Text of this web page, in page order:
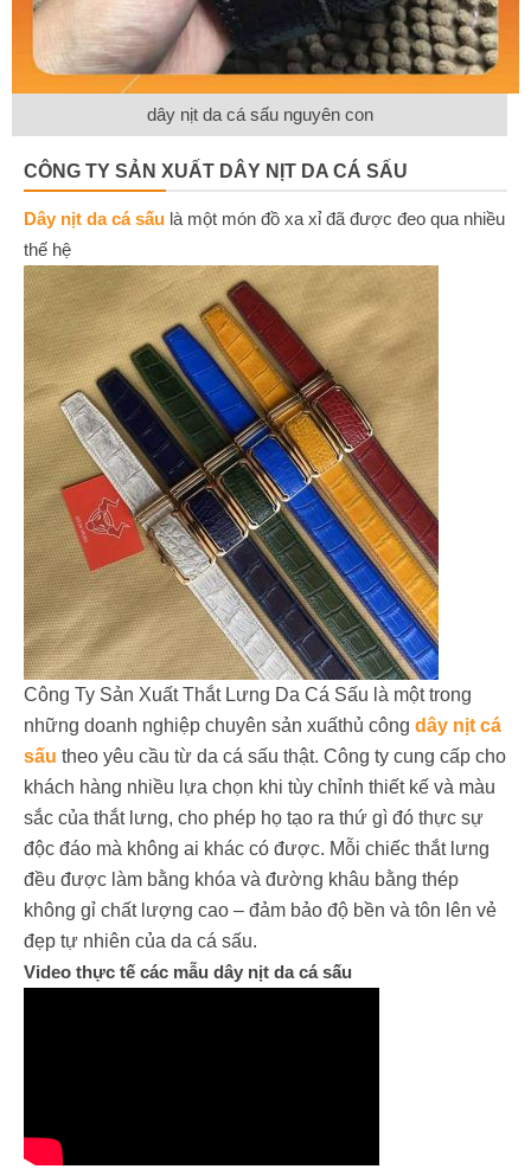
dây nịt da cá sấu nguyên con
CÔNG TY SẢN XUẤT DÂY NỊT DA CÁ SẤU
Dây nịt da cá sấu là một món đồ xa xỉ đã được đeo qua nhiều
thế hệ
Công Ty Sản Xuất Thắt Lưng Da Cá Sấu là một trong
những doanh nghiệp chuyên sản xuấthủ công dây nịt cá
sấu theo yêu cầu từ da cá sấu thật. Công ty cung cấp cho
khách hàng nhiều lựa chọn khi tùy chỉnh thiết kế và màu
sắc của thắt lưng, cho phép họ tạo ra thứ gì đó thực sự
độc đáo mà không ai khác có được. Mỗi chiếc thắt lưng
đều được làm bằng khóa và đường khâu bằng thép
không gỉ chất lượng cao – đảm bảo độ bền và tôn lên vẻ
đẹp tự nhiên của da cá sấu.
Video thực tế các mẫu dây nịt da cá sấu